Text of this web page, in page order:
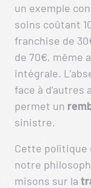
un exemple
soins coûtant
franchise de
de 70€, même
intégrale.
face à
permet un
sinistre.
Cette politique
notre
misons sur la